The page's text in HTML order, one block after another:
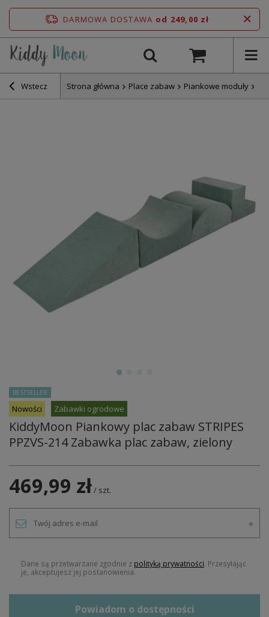
DARMOWA DOSTAWA od 249,00 zł
Wstecz Strona główna Place zabaw Piankowe moduły
Nowości Zabawki ogrodowe
KiddyMoon Piankowy plac zabaw STRIPES
PPZVS-214 Zabawka plac zabaw, zielony
BESTSELLER
469,99 zł/ szt.
Dane są przetwarzane zgodnie z polityką prywatności. Przesyłając
je, akceptujesz jej postanowienia.
Powiadom o dostępności